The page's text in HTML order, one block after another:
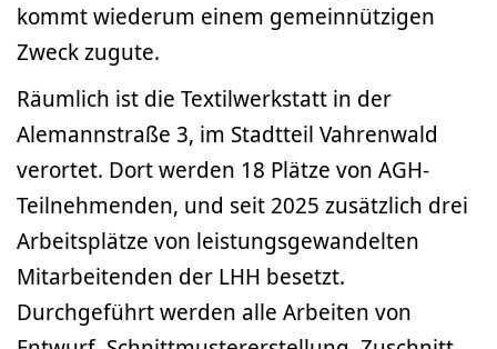
kommt wiederum einem gemeinnützigen
Zweck zugute.
Räumlich ist die Textilwerkstatt in der
Alemannstraße 3, im Stadtteil Vahrenwald
verortet. Dort werden 18 Plätze von AGH-
Teilnehmenden, und seit 2025 zusätzlich drei
Arbeitsplätze von leistungsgewandelten
Mitarbeitenden der LHH besetzt.
Durchgeführt werden alle Arbeiten von